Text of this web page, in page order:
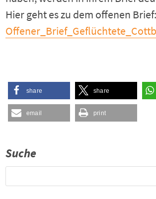
Hier geht es zu dem offenen Brief:
share share
email print
Suche